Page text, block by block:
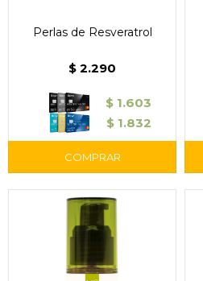
Perlas de Resveratrol
$ 2.290
$ 1.603
$ 1.832